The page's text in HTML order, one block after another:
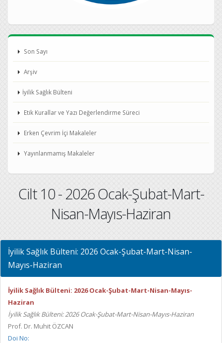
Son Sayı
Arşiv
İyilik Sağlık Bülteni
Etik Kurallar ve Yazı Değerlendirme Süreci
Erken Çevrim İçi Makaleler
Yayınlanmamış Makaleler
Cilt 10 - 2026 Ocak-Şubat-Mart-
Nisan-Mayıs-Haziran
İyilik Sağlık Bülteni: 2026 Ocak-Şubat-Mart-Nisan-
Mayıs-Haziran
İyilik Sağlık Bülteni: 2026 Ocak-Şubat-Mart-Nisan-Mayıs-
Haziran
İyilik Sağlık Bülteni: 2026 Ocak-Şubat-Mart-Nisan-Mayıs-Haziran
Prof. Dr. Muhit ÖZCAN
Doi No: